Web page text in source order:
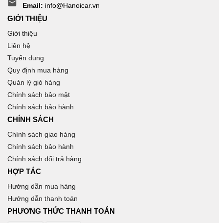
Email: info@Hanoicar.vn
GIỚI THIỆU
Giới thiệu
Liên hệ
Tuyển dụng
Quy định mua hàng
Quản lý giỏ hàng
Chính sách bảo mật
Chính sách bảo hành
CHÍNH SÁCH
Chính sách giao hàng
Chính sách bảo hành
Chính sách đổi trả hàng
HỢP TÁC
Hướng dẫn mua hàng
Hướng dẫn thanh toán
PHƯƠNG THỨC THANH TOÁN